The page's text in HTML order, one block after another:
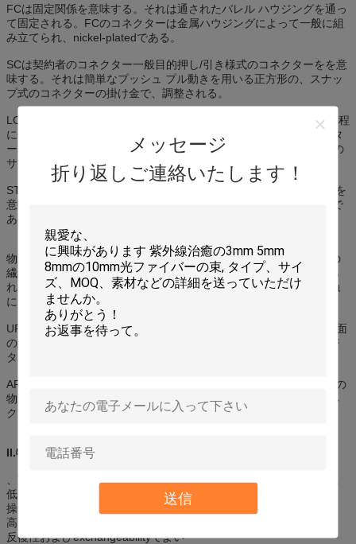
メッセージ
折り返しご連絡いたします！
送信
FCは固定関係を意味する。それは通されたバレル ハウジングを通っ
て固定される。FCのコネクターは金属ハウジングによって一般に組
み立てられ、nickel-platedである。
SCは契約者のコネクター一般目的押し/引き様式のコネクターをを意
味する。それは簡単なプッシュ プル動きを用いる正方形の、スナッ
プ式のコネクターの掛け金で、調整される。
LCのパッチ・コードは別のものに1つの装置を付けるのに信号の旅程
に使用する光ファイバケーブルである。LCはルーセントのコネクタ
ーを意味する。それは小さい形態要因繊維光学のコネクター、SCの
サイズ半分のである。
STはまっすぐな先端をクイック リリースの銃剣様式のコネクターを
意味する。STのコネクターはねじれロックのカップリングと円柱で
ある。それらはpush-inおよびねじれのタイプである
物理的なContact.WithのためのPCの立場はPCのコネクター、2つの
繊維平らなコネクターによってするが、端の表面はわずかに曲げら
れるか、または球形であるために磨かれるように会う。これは接触
に空隙および力を繊維除去する
UPCは超物理的なContact.Theの端の表面を与えられるよりよい表面
の終わりのための延長に磨を意味する。これらのコネクターはデジ
タル、CATVで頻繁に使用される、および電話システム。
APCは端の表面がまだ曲がるが、業界標準の程度8つで曲がる斜めの
物理的接触を意味する。これは堅い関係を維持する。これらのコネ
クターはCATVおよびアナログ・システムのために好まれる。
II.特徴:
、Telcordia GR-326-CORE IECに従う、YD-T 1272.3-2005の標準。
低い挿入損失、ハイ リターンの損失
操作のために容易な高く密な関係
高い信頼性および安定性
反復性およびexchangeabilityでよい